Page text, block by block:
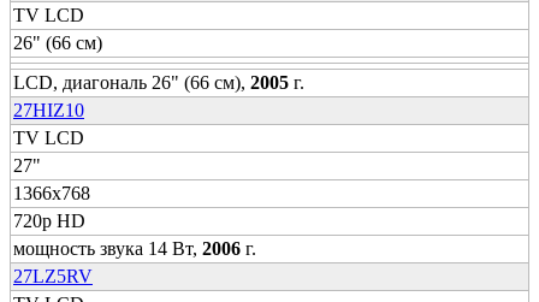
TV LCD
26" (66 см)
LCD, диагональ 26" (66 см), 2005 г.
27HIZ10
TV LCD
27"
1366x768
720p HD
мощность звука 14 Вт, 2006 г.
27LZ5RV